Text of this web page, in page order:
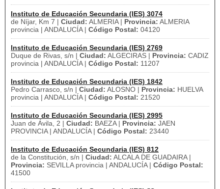
Instituto de Educación Secundaria (IES) 3074
de Níjar, Km 7 | Ciudad: ALMERIA | Provincia: ALMERIA
provincia | ANDALUCÍA | Código Postal: 04120
Instituto de Educación Secundaria (IES) 2769
Duque de Rivas, s/n | Ciudad: ALGECIRAS | Provincia: CADIZ
provincia | ANDALUCÍA | Código Postal: 11207
Instituto de Educación Secundaria (IES) 1842
Pedro Carrasco, s/n | Ciudad: ALOSNO | Provincia: HUELVA
provincia | ANDALUCÍA | Código Postal: 21520
Instituto de Educación Secundaria (IES) 2995
Juan de Ávila, 2 | Ciudad: BAEZA | Provincia: JAEN
PROVINCIA | ANDALUCÍA | Código Postal: 23440
Instituto de Educación Secundaria (IES) 812
de la Constitución, s/n | Ciudad: ALCALA DE GUADAIRA |
Provincia: SEVILLA provincia | ANDALUCÍA | Código Postal:
41500